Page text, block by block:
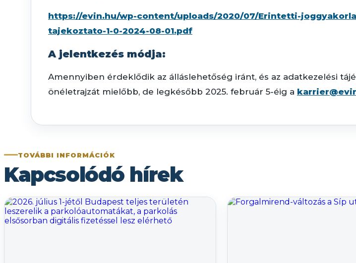
https://evin.hu/wp-content/uploads/2020/07/Erintetti-
tajekoztato-1-0-2024-08-01.pdf
A jelentkezés módja:
Amennyiben érdeklődik az álláslehetőség iránt, és az adatkezelési
önéletrajzát mielőbb, de legkésőbb 2025. február 5-éig a
TOVÁBBI INFORMÁCIÓK
Kapcsolódó hírek